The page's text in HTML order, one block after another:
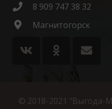
8 909 747 38 32
Магнитогорск
© 2018-2021